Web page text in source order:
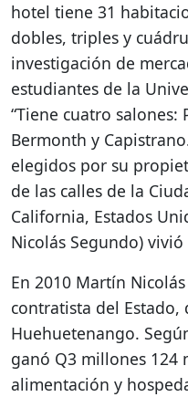
hotel tiene 31
dobles, triples y
investigación de
estudiantes de la
“Tiene cuatro salones:
Bermonth y
elegidos por su
de las calles de la
California, Estados
Nicolás Segundo) vivió
En 2010 Martín
contratista del
Huehuetenango.
ganó Q3 millones 124
alimentación y